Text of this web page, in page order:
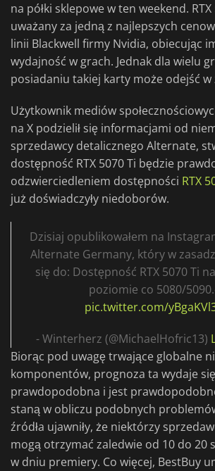
na półki sklepowe w ten weekend.
uważany za jedną z najlepszych
linii Blackwell firmy Nvidia, obiecując
wydajność w grach. Jednak dla wielu
posiadaniu takiej karty może odejść
Użytkownik mediów
na X podzielił się informacjami od
sprzedawcy detalicznego Alternate,
dostępność RTX 5070 Ti będzie
odzwierciedleniem dostępności RTX
już doświadczyły niedoborów.
Dzisiaj opublikowałem na
Alternate Germany, który w
się do: Dostępność RTX 5070 Ti
poziomie co 5080/
pic.twitter.com/
- Winterherz (@MichaelHofric13)
Biorąc pod uwagę trwające globalne
komponentów, prognoza ta wydaje
prawdopodobna i jest
staną w obliczu podobnych
źródła ujawniły, że niektórzy
mogą otrzymać zaledwie od 10 do 20
w dniu premiery. Co więcej, BestBuy